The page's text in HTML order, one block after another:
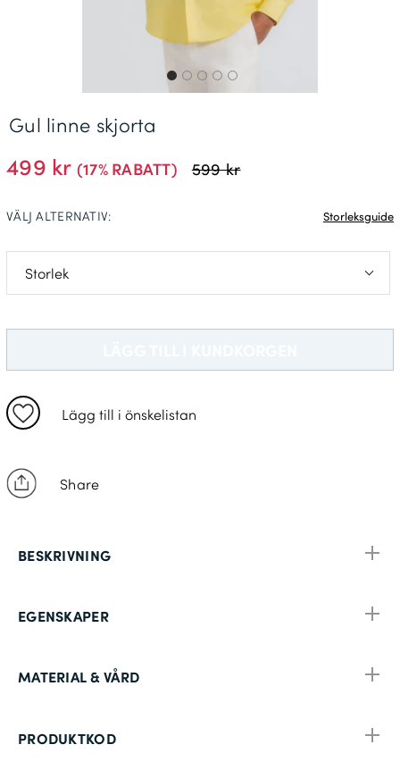
Leveransinformation *
499 kr (17% RABATT) 599 kr
Lägg till i önskelistan
Share
Gul linne skjorta
VÄLJ ALTERNATIV: Storleksguide
EGENSKAPER
BESKRIVNING
MATERIAL & VÅRD
PRODUKTKOD